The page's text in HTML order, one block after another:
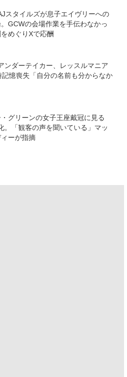
スタイルズが息子エイヴリーへの
GCWの会場作業を手伝わなかっ
めぐりXで応酬
ンダーテイカー、レッスルマニア
憶喪失「自分の名前も分からなか
グリーンの女子王座戴冠に見る
。「観客の声を聞いている」マッ
ィーが指摘